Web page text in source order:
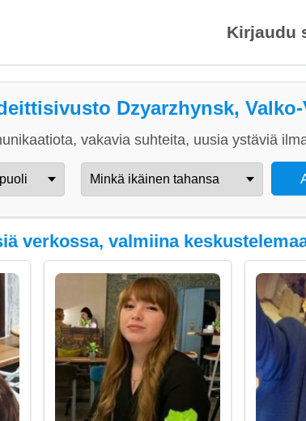
Kirjaudu
Dzyarzhynsk, Valko-
vakavia suhteita, uusia ystäviä
verkossa, valmiina